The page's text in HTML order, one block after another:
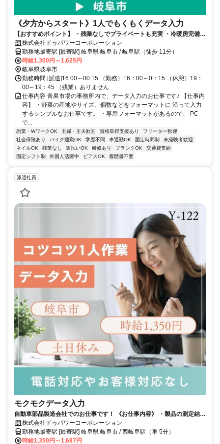
《夕方からスタート》1人でもくもくデータ入力
【おすすめポイント】 ・残業なしでプライベートも充実 ・冷暖房完備の
快適オフィスで働けます ・女性スタッフが多数活躍中！ ・職場見学
OK！ 事前に雰囲気を確認できます
株式会社ドゥパワーコーポレーション
勤務地最寄駅 [最寄駅] 岐阜県 岐阜市 / 岐阜駅（徒歩 11分）
時給1,300円～1,625円
岐阜県岐阜市
勤務時間 [派遣]16:00～00:15 （勤務）16：00～0：15 （休憩）19：
00～19：45 （残業）ありません
仕事内容 青果市場の事務所内で、データ入力のお仕事です♪ 【仕事内
容】 ・野菜の産地やサイズ、個数などをフォーマットに 沿って入力
するシンプルなお仕事です。 ・専用フォーマットがあるので、 PC
で...
副業・WワークOK 主婦・主夫歓迎 資格取得支援あり
フリーター歓迎
社会保険あり
バイク通勤OK 学歴不問 車通勤OK 固定時間制
未経験者歓迎
ネイルOK
残業なし 週払いOK 研修あり ブランクOK
交通費支給
固定シフト制
外国人活躍中 ピアスOK 履歴書不要
派遣社員
モクモクデータ入力
自動車部品製造会社でのお仕事です！ 《お仕事内容》 ・製品の測定結果
の数値を入力・整理 ・測定結果票の作成をお任せします ・電話やお客様
対応はなし！ ・一人で集中して作業したい方にピッタリ
株式会社ドゥパワーコーポレーション
勤務地最寄駅 [最寄駅] 岐阜県 岐阜市 / 西岐阜駅（車 5分）
時給1,350円～1,687円